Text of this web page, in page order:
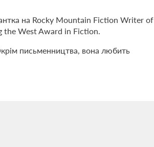
на Rocky Mountain Fiction Writer of
the West Award in Fiction.
письменництва, вона любить